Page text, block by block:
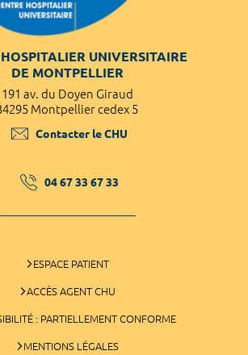
UNIVERSITAIRE
DE MONTPELLIER
191 av. du Doyen Giraud
Montpellier cedex 5
Contacter le CHU
04 67 33 67 33
ESPACE PATIENT
ACCÈS AGENT CHU
: PARTIELLEMENT CONFORME
MENTIONS LÉGALES